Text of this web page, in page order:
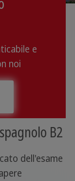
e
noi
B2
dell'esame